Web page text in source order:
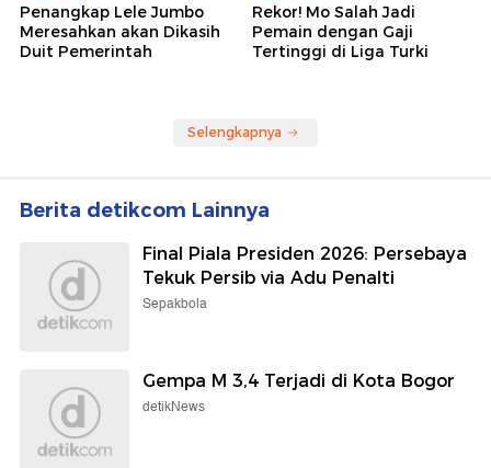
Penangkap Lele Jumbo
Meresahkan akan Dikasih
Duit Pemerintah
Rekor! Mo Salah Jadi
Pemain dengan Gaji
Tertinggi di Liga Turki
Selengkapnya
Berita detikcom Lainnya
Final Piala Presiden 2026: Persebaya
Tekuk Persib via Adu Penalti
Sepakbola
Gempa M 3,4 Terjadi di Kota Bogor
detikNews